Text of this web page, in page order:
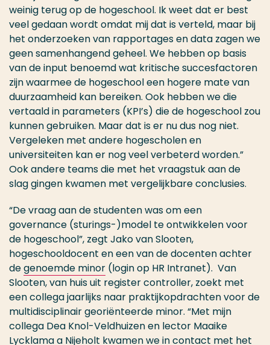
weinig terug op de hogeschool. Ik weet dat er best
veel gedaan wordt omdat mij dat is verteld, maar bij
het onderzoeken van rapportages en data zagen we
geen samenhangend geheel. We hebben op basis
van de input benoemd wat kritische succesfactoren
zijn waarmee de hogeschool een hogere mate van
duurzaamheid kan bereiken. Ook hebben we die
vertaald in parameters (KPI’s) die de hogeschool zou
kunnen gebruiken. Maar dat is er nu dus nog niet.
Vergeleken met andere hogescholen en
universiteiten kan er nog veel verbeterd worden.”
Ook andere teams die met het vraagstuk aan de
slag gingen kwamen met vergelijkbare conclusies.
“De vraag aan de studenten was om een
governance (sturings-)model te ontwikkelen voor
de hogeschool”, zegt Jako van Slooten,
hogeschooldocent en een van de docenten achter
degenoemde minor (login op HR Intranet). Van
Slooten, van huis uit register controller, zoekt met
een collega jaarlijks naar praktijkopdrachten voor de
multidisciplinair georiënteerde minor. “Met mijn
collega Dea Knol-Veldhuizen en lector Maaike
Lycklama a Nijeholt kwamen we in contact met het